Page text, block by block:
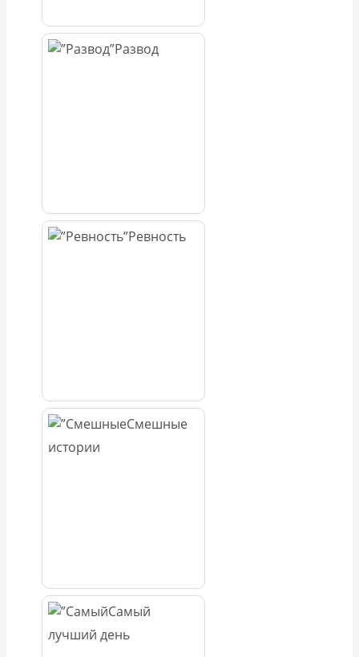
Развод
Ревность
Смешные
истории
Самый
лучший день